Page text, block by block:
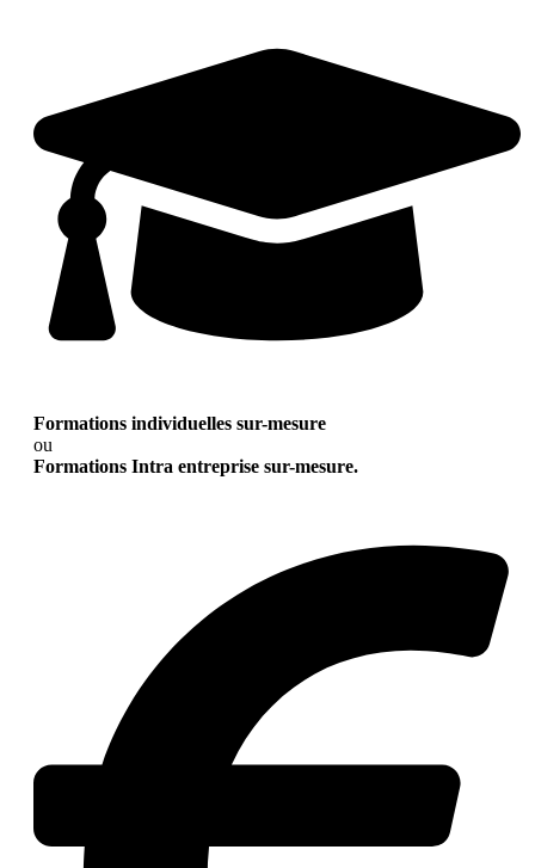
Formations individuelles sur-mesure
ou
Formations Intra entreprise sur-mesure.